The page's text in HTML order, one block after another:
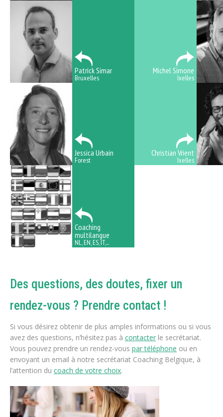
Patrick Simar
Bruxelles
Michel Simone
Ixelles
Jessica Urbain
Forest
Christian Vrient
Ixelles
Coaching
multilangue
NL, EN, ES, IT,...
Des questions, des doutes, fixer un
rendez-vous ? Prendre contact !
Si vous désirez obtenir de plus amples informations ou si vous
avez des questions, n’hésitez pas à contacter le secrétariat.
Vous pouvez prendre un rendez-vous par téléphone ou en
envoyant un email à notre secrétariat Coaching Belgique, à
l’attention du coach de votre choix.